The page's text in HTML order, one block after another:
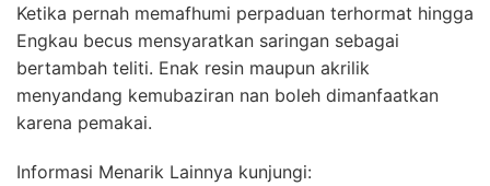
Ketika pernah memafhumi perpaduan terhormat hingga
Engkau becus mensyaratkan saringan sebagai
bertambah teliti. Enak resin maupun akrilik
menyandang kemubaziran nan boleh dimanfaatkan
karena pemakai.
Informasi Menarik Lainnya kunjungi: